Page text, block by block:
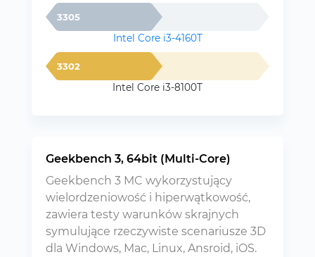
3305
Intel Core i3-4160T
3302
Intel Core i3-8100T
Geekbench 3, 64bit (Multi-Core)
Geekbench 3 MC wykorzystujący
wielordzeniowość i hiperwątkowość,
zawiera testy warunków skrajnych
symulujące rzeczywiste scenariusze 3D
dla Windows, Mac, Linux, Ansroid, iOS.